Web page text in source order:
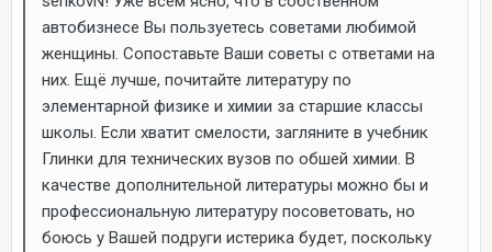
автобизнесе Вы пользуетесь советами любимой
женщины. Сопоставьте Ваши советы с ответами на
них. Ещё лучше, почитайте литературу по
элементарной физике и химии за старшие классы
школы. Если хватит смелости, загляните в учебник
Глинки для технических вузов по обшей химии. В
качестве дополнительной литературы можно бы и
профессиональную литературу посоветовать, но
боюсь у Вашей подруги истерика будет, поскольку